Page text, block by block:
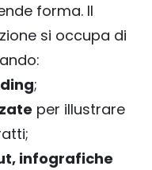
forma. Il
si occupa di
;
per illustrare
infografiche